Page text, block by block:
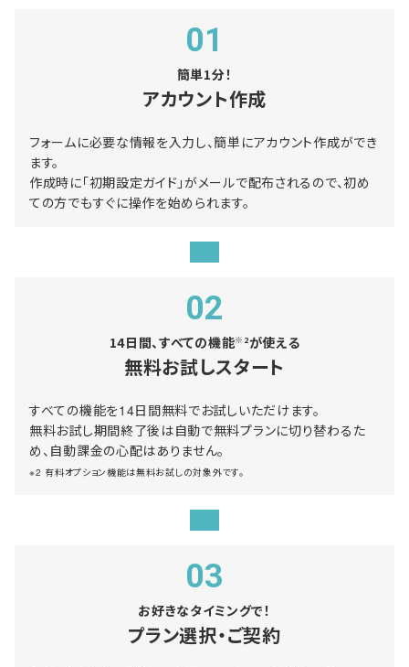
01
簡単1分！
アカウント作成
フォームに必要な情報を入力し、簡単にアカウント作成ができ
ます。
作成時に「初期設定ガイド」がメールで配布されるので、初め
ての方でもすぐに操作を始められます。
02
14日間、すべての機能※2が使える
無料お試しスタート
すべての機能を14日間無料でお試しいただけます。
無料お試し期間終了後は自動で無料プランに切り替わるた
め、自動課金の心配はありません。
※2 有料オプション機能は無料お試しの対象外です。
03
お好きなタイミングで！
プラン選択・ご契約